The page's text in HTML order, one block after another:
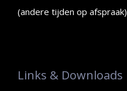
(andere tijden op afspraak)
Links & Downloads